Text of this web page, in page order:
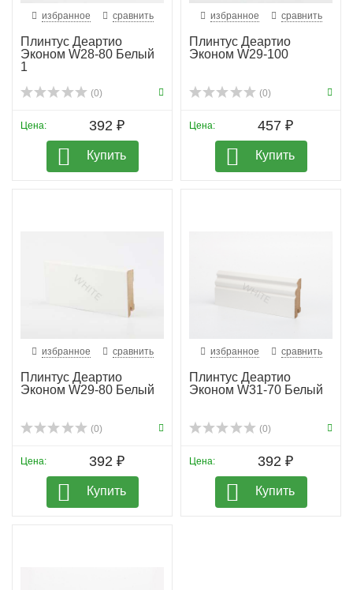
избранное сравнить
Плинтус Деартио
Эконом W28-80 Белый
1
(0)
Цена: 392 ₽
Купить
избранное сравнить
Плинтус Деартио
Эконом W29-100
(0)
Цена: 457 ₽
Купить
избранное сравнить
Плинтус Деартио
Эконом W29-80 Белый
(0)
Цена: 392 ₽
Купить
избранное сравнить
Плинтус Деартио
Эконом W31-70 Белый
(0)
Цена: 392 ₽
Купить